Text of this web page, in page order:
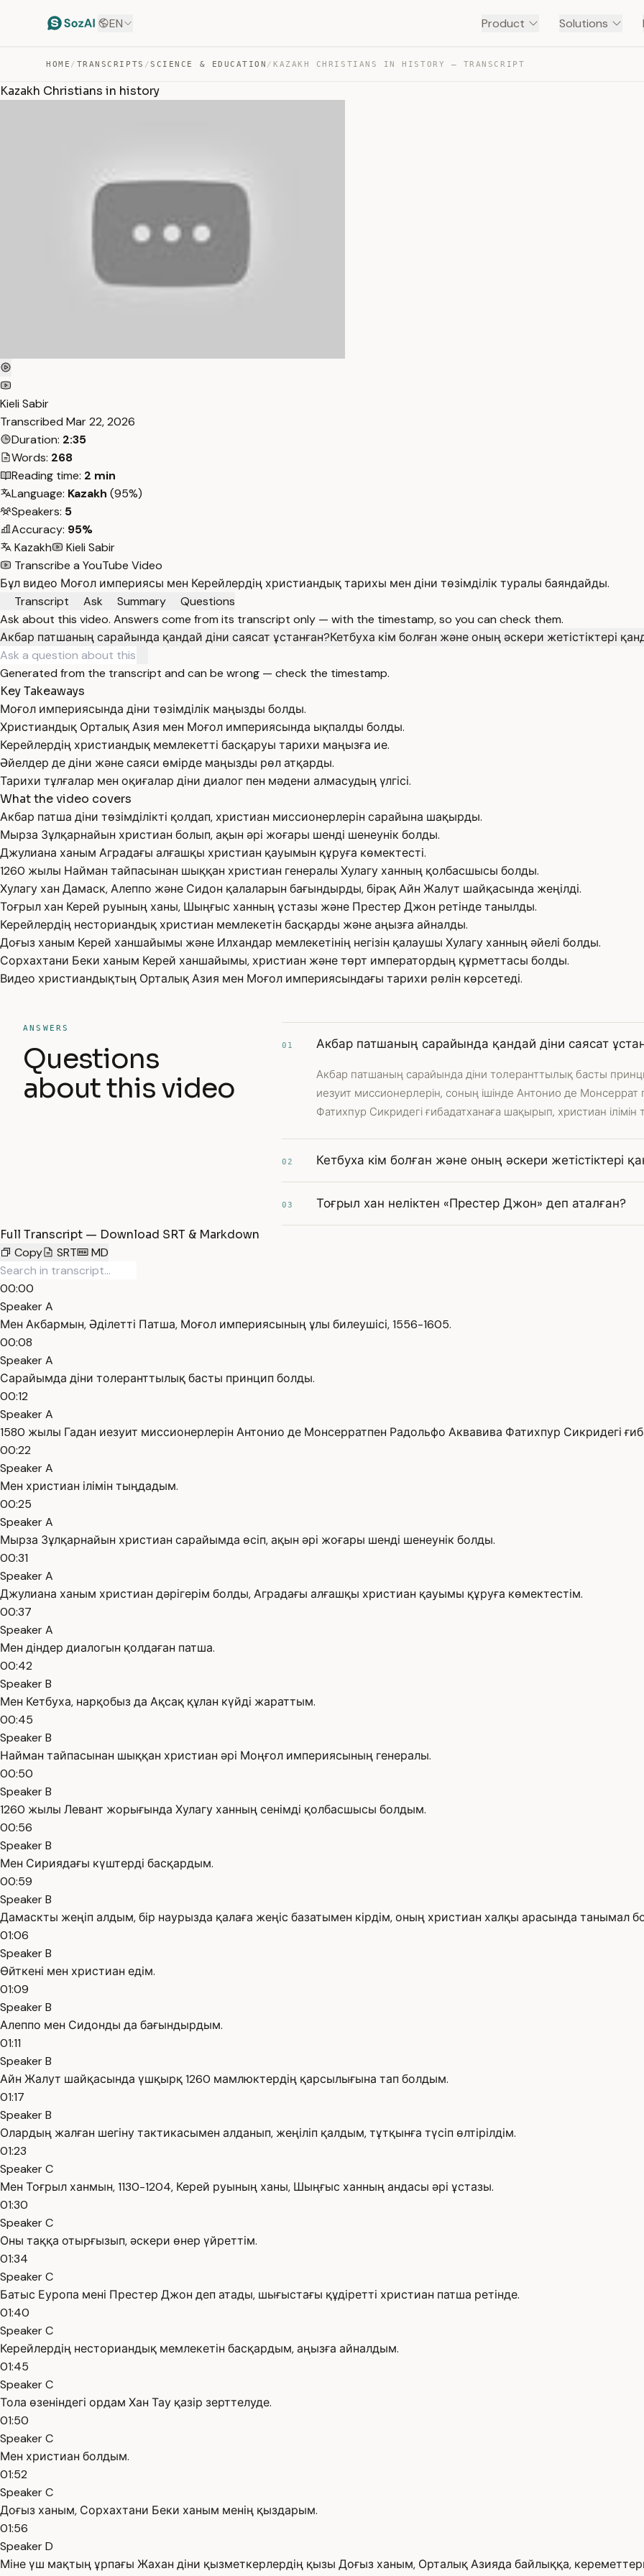
EN Product Solutions
HOME / TRANSCRIPTS /SCIENCE & EDUCATION /KAZAKH CHRISTIANS IN HISTORY — TRANSCRIPT
Kazakh Christians in history
Kieli Sabir
Transcribed Mar 22, 2026
Duration: 2:35
Words: 268
Reading time: 2 min
Language: Kazakh (95%)
Speakers: 5
Accuracy: 95%
Kazakh
Kieli Sabir
Transcribe a YouTube Video
Бұл видео Моғол империясы мен Керейлердің христиандық тарихы мен діни төзімділік туралы баяндайды.
Transcript
Ask Summary
Questions
Ask about this video. Answers come from its transcript only — with the timestamp, so you can check them.
Акбар патшаның сарайында қандай діни саясат ұстанған?Кетбуха кім болған және оның әскери жетістіктері
Generated from the transcript and can be wrong — check the timestamp.
Key Takeaways
Моғол империясында діни төзімділік маңызды болды.
Христиандық Орталық Азия мен Моғол империясында ықпалды болды.
Керейлердің христиандық мемлекетті басқаруы тарихи маңызға ие.
Әйелдер де діни және саяси өмірде маңызды рөл атқарды.
Тарихи тұлғалар мен оқиғалар діни диалог пен мәдени алмасудың үлгісі.
What the video covers
Акбар патша діни төзімділікті қолдап, христиан миссионерлерін сарайына шақырды.
Мырза Зұлқарнайын христиан болып, ақын әрі жоғары шенді шенеунік болды.
Джулиана ханым Аградағы алғашқы христиан қауымын құруға көмектесті.
1260 жылы Найман тайпасынан шыққан христиан генералы Хулагу ханның қолбасшысы болды.
Хулагу хан Дамаск, Алеппо және Сидон қалаларын бағындырды, бірақ Айн Жалут шайқасында жеңілді.
Тоғрыл хан Керей руының ханы, Шыңғыс ханның ұстазы және Престер Джон ретінде танылды.
Керейлердің несториандық христиан мемлекетін басқарды және аңызға айналды.
Доғыз ханым Керей ханшайымы және Илхандар мемлекетінің негізін қалаушы Хулагу ханның әйелі болды.
Сорхахтани Беки ханым Керей ханшайымы, христиан және төрт императордың құрметтасы болды.
Видео христиандықтың Орталық Азия мен Моғол империясындағы тарихи рөлін көрсетеді.
ANSWERS
Questions
about this video
01 Акбар патшаның сарайында қандай діни саясат
Акбар патшаның сарайында діни толеранттылық басты
иезуит миссионерлерін, соның ішінде Антонио де
Фатихпур Сикридегі ғибадатханаға шақырып, христиан ілімін
02 Кетбуха кім болған және оның әскери жетістіктері
03 Тоғрыл хан неліктен «Престер Джон» деп аталған?
Full Transcript — Download SRT & Markdown
Copy
SRT MD
00:00
Speaker A
Мен Акбармын, Әділетті Патша, Моғол империясының ұлы билеушісі, 1556-1605.
00:08
Speaker A
Сарайымда діни толеранттылық басты принцип болды.
00:12
Speaker A
1580 жылы Гадан иезуит миссионерлерін Антонио де Монсерратпен Радольфо Аквавива Фатихпур Сикридегі
00:22
Speaker A
Мен христиан ілімін тыңдадым.
00:25
Speaker A
Мырза Зұлқарнайын христиан сарайымда өсіп, ақын әрі жоғары шенді шенеунік болды.
00:31
Speaker A
Джулиана ханым христиан дәрігерім болды, Аградағы алғашқы христиан қауымы құруға көмектестім.
00:37
Speaker A
Мен діндер диалогын қолдаған патша.
00:42
Speaker B
Мен Кетбуха, нарқобыз да Ақсақ құлан күйді жараттым.
00:45
Speaker B
Найман тайпасынан шыққан христиан әрі Моңғол империясының генералы.
00:50
Speaker B
1260 жылы Левант жорығында Хулагу ханның сенімді қолбасшысы болдым.
00:56
Speaker B
Мен Сириядағы күштерді басқардым.
00:59
Speaker B
Дамаскты жеңіп алдым, бір наурызда қалаға жеңіс базатымен кірдім, оның христиан халқы арасында танымал
01:06
Speaker B
Өйткені мен христиан едім.
01:09
Speaker B
Алеппо мен Сидонды да бағындырдым.
01:11
Speaker B
Айн Жалут шайқасында үшқырқ 1260 мамлюктердің қарсылығына тап болдым.
01:17
Speaker B
Олардың жалған шегіну тактикасымен алданып, жеңіліп қалдым, тұтқынға түсіп өлтірілдім.
01:23
Speaker C
Мен Тоғрыл ханмын, 1130-1204, Керей руының ханы, Шыңғыс ханның андасы әрі ұстазы.
01:30
Speaker C
Оны таққа отырғызып, әскери өнер үйреттім.
01:34
Speaker C
Батыс Еуропа мені Престер Джон деп атады, шығыстағы құдіретті христиан патша ретінде.
01:40
Speaker C
Керейлердің несториандық мемлекетін басқардым, аңызға айналдым.
01:45
Speaker C
Тола өзеніндегі ордам Хан Тау қазір зерттелуде.
01:50
Speaker C
Мен христиан болдым.
01:52
Speaker C
Доғыз ханым, Сорхахтани Беки ханым менің қыздарым.
01:56
Speaker D
Міне үш мақтың ұрпағы Жахан діни қызметкерлердің қызы Доғыз ханым, Орталық Азияда байлыққа,